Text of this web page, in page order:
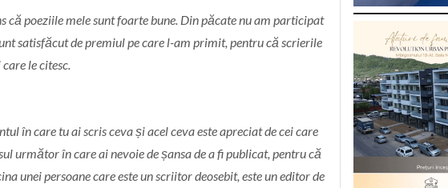
că poeziile mele sunt foarte bune. Din păcate nu am participat
satisfăcut de premiul pe care l-am primit, pentru că scrierile
le citesc.
în care tu ai scris ceva și acel ceva este apreciat de cei care
următor în care ai nevoie de șansa de a fi publicat, pentru că
unei persoane care este un scriitor deosebit, este un editor de